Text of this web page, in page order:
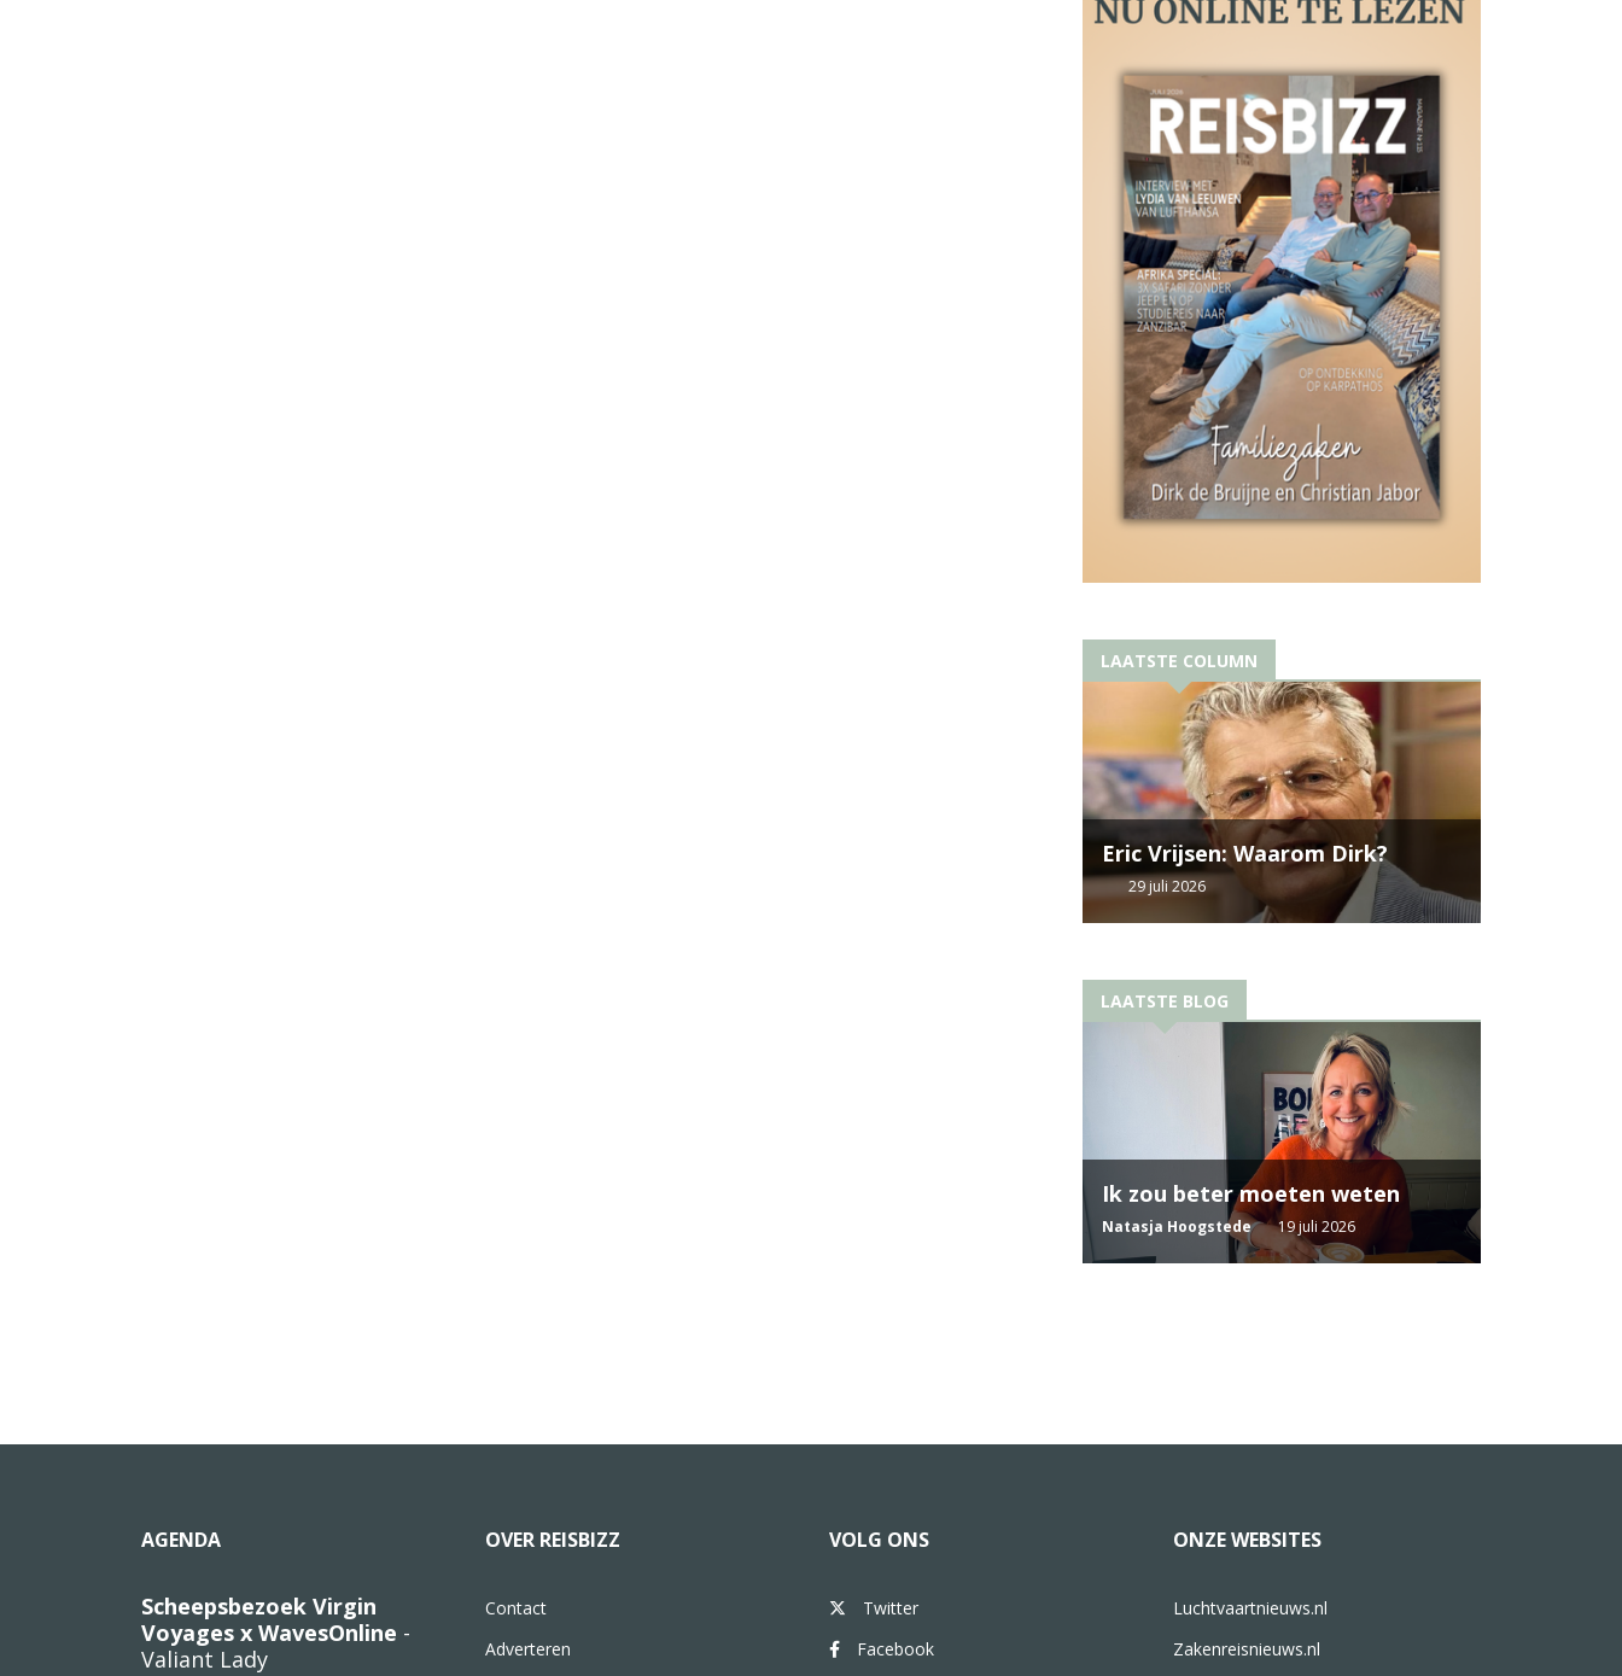
LAATSTE COLUMN
Eric Vrijsen: Waarom Dirk?
29 juli 2026
LAATSTE BLOG
Ik zou beter moeten weten
Natasja Hoogstede 19 juli 2026
AGENDA
Scheepsbezoek Virgin
Voyages x WavesOnline -
Valiant Lady
OVER REISBIZZ
Contact
Adverteren
VOLG ONS
Twitter
Facebook
ONZE WEBSITES
Luchtvaartnieuws.nl
Zakenreisnieuws.nl